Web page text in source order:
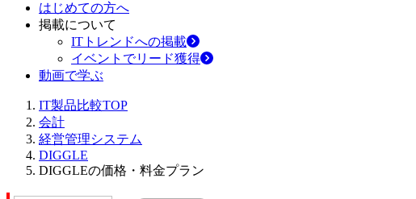
はじめての方へ
掲載について
ITトレンドへの掲載
イベントでリード獲得
動画で学ぶ
IT製品比較TOP
会計
経営管理システム
DIGGLE
DIGGLEの価格・料金プラン